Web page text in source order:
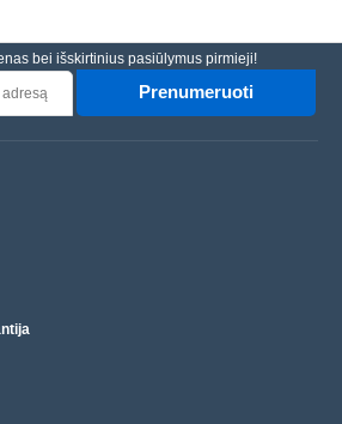
bei išskirtinius pasiūlymus pirmieji!
Prenumeruoti